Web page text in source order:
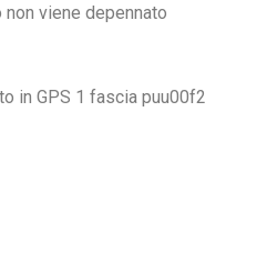
viene depennato
in GPS 1 fascia puu00f2